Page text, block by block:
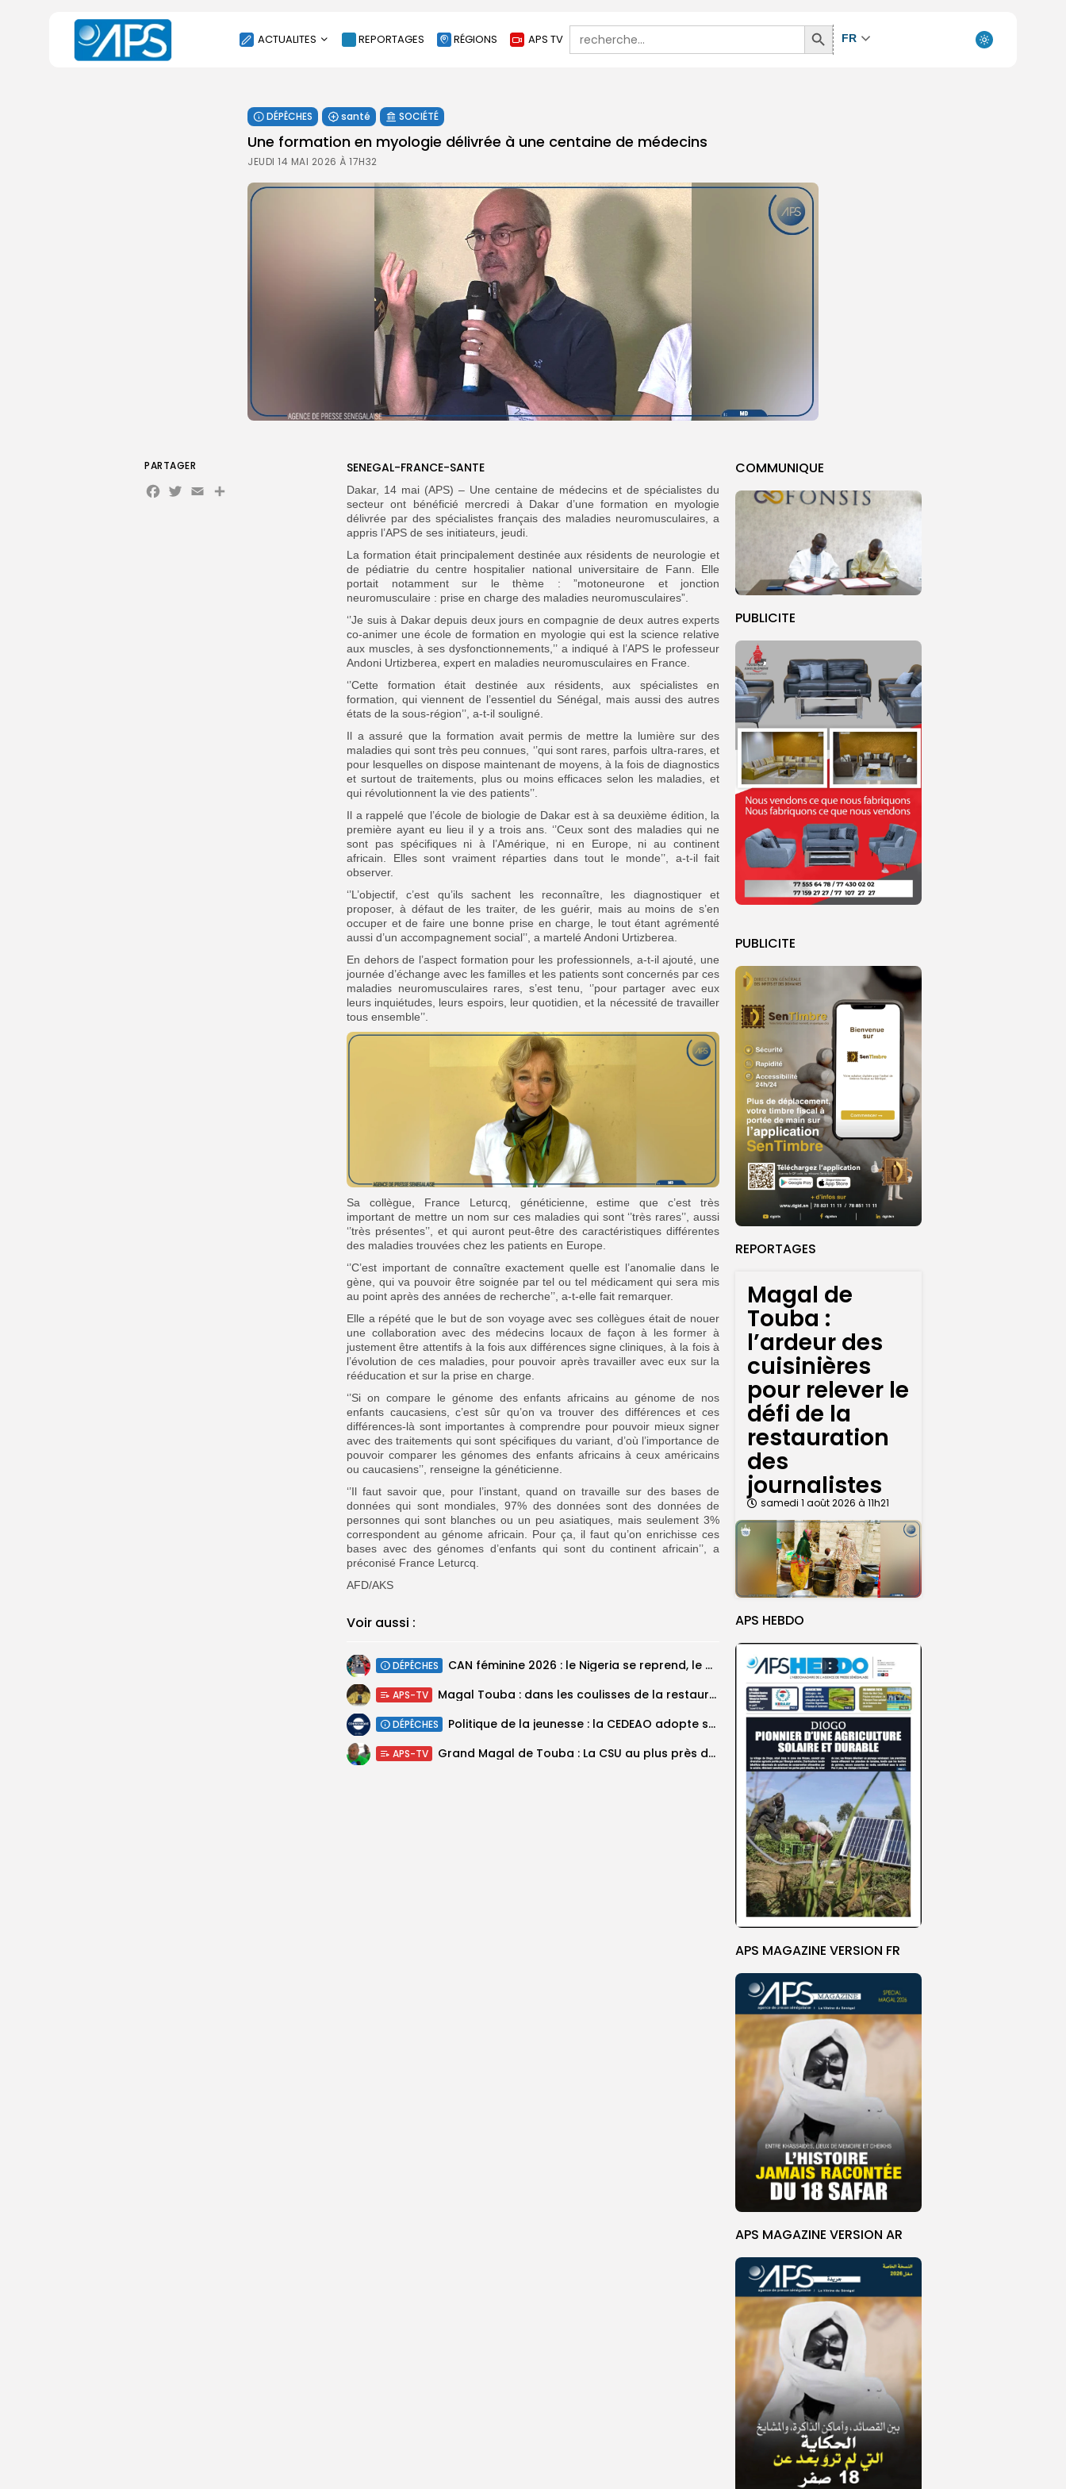
ACTUALITES
SOCIÉTÉ
ÉCONOMIE
CULTURE
SPORT
REPORTAGES RÉGIONS APS TV
Search
for:
Search
Button
FR
DÉPÊCHES santé SOCIÉTÉ
Une formation en myologie délivrée à une centaine de médecins
JEUDI 14 MAI 2026 À 17H32
COMMUNIQUE
PUBLICITE
PUBLICITE
REPORTAGES
Magal de
Touba :
l’ardeur des
cuisinières
pour relever le
défi de la
restauration
des
journalistes
samedi 1 août 2026 à 11h21
APS HEBDO
APS MAGAZINE VERSION FR
APS MAGAZINE VERSION AR
SENEGAL-FRANCE-SANTE
Dakar, 14 mai (APS) – Une centaine de médecins et de spécialistes du
secteur ont bénéficié mercredi à Dakar d’une formation en myologie
délivrée par des spécialistes français des maladies neuromusculaires, a
appris l’APS de ses initiateurs, jeudi.
La formation était principalement destinée aux résidents de neurologie et
de pédiatrie du centre hospitalier national universitaire de Fann. Elle
portait notamment sur le thème : ”motoneurone et jonction
neuromusculaire : prise en charge des maladies neuromusculaires”.
‘’Je suis à Dakar depuis deux jours en compagnie de deux autres experts
co-animer une école de formation en myologie qui est la science relative
aux muscles, à ses dysfonctionnements,’’ a indiqué à l’APS le professeur
Andoni Urtizberea, expert en maladies neuromusculaires en France.
‘’Cette formation était destinée aux résidents, aux spécialistes en
formation, qui viennent de l’essentiel du Sénégal, mais aussi des autres
états de la sous-région’’, a-t-il souligné.
Il a assuré que la formation avait permis de mettre la lumière sur des
maladies qui sont très peu connues, ‘’qui sont rares, parfois ultra-rares, et
pour lesquelles on dispose maintenant de moyens, à la fois de diagnostics
et surtout de traitements, plus ou moins efficaces selon les maladies, et
qui révolutionnent la vie des patients’’.
Il a rappelé que l’école de biologie de Dakar est à sa deuxième édition, la
première ayant eu lieu il y a trois ans. ‘’Ceux sont des maladies qui ne
sont pas spécifiques ni à l’Amérique, ni en Europe, ni au continent
africain. Elles sont vraiment réparties dans tout le monde’’, a-t-il fait
observer.
‘’L’objectif, c’est qu’ils sachent les reconnaître, les diagnostiquer et
proposer, à défaut de les traiter, de les guérir, mais au moins de s’en
occuper et de faire une bonne prise en charge, le tout étant agrémenté
aussi d’un accompagnement social’’, a martelé Andoni Urtizberea.
En dehors de l’aspect formation pour les professionnels, a-t-il ajouté, une
journée d’échange avec les familles et les patients sont concernés par ces
maladies neuromusculaires rares, s’est tenu, ‘’pour partager avec eux
leurs inquiétudes, leurs espoirs, leur quotidien, et la nécessité de travailler
tous ensemble’’.
Sa collègue, France Leturcq, généticienne, estime que c’est très
important de mettre un nom sur ces maladies qui sont ‘’très rares’’, aussi
‘’très présentes’’, et qui auront peut-être des caractéristiques différentes
des maladies trouvées chez les patients en Europe.
‘’C’est important de connaître exactement quelle est l’anomalie dans le
gène, qui va pouvoir être soignée par tel ou tel médicament qui sera mis
au point après des années de recherche’’, a-t-elle fait remarquer.
Elle a répété que le but de son voyage avec ses collègues était de nouer
une collaboration avec des médecins locaux de façon à les former à
justement être attentifs à la fois aux différences signe cliniques, à la fois à
l’évolution de ces maladies, pour pouvoir après travailler avec eux sur la
rééducation et sur la prise en charge.
‘’Si on compare le génome des enfants africains au génome de nos
enfants caucasiens, c’est sûr qu’on va trouver des différences et ces
différences-là sont importantes à comprendre pour pouvoir mieux signer
avec des traitements qui sont spécifiques du variant, d’où l’importance de
pouvoir comparer les génomes des enfants africains à ceux américains
ou caucasiens’’, renseigne la généticienne.
‘’Il faut savoir que, pour l’instant, quand on travaille sur des bases de
données qui sont mondiales, 97% des données sont des données de
personnes qui sont blanches ou un peu asiatiques, mais seulement 3%
correspondent au génome africain. Pour ça, il faut qu’on enrichisse ces
bases avec des génomes d’enfants qui sont du continent africain’’, a
préconisé France Leturcq.
AFD/AKS
Voir aussi :
DÉPÊCHES ‎CAN féminine 2026 : le Nigeria se reprend, le Malawi surprend encore...
APS-TV Magal Touba : dans les coulisses de la restauration de la presse...
DÉPÊCHES Politique de la jeunesse : la CEDEAO adopte son plan d’actions stratégiques...
APS-TV Grand Magal de Touba : La CSU au plus près des pèlerins
PARTAGER
Facebook
Twitter
Email